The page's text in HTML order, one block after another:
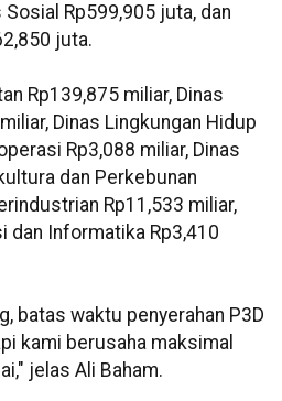
Sosial Rp599,905 juta, dan
juta.
Rp139,875 miliar, Dinas
Dinas Lingkungan Hidup
Rp3,088 miliar, Dinas
dan Perkebunan
Rp11,533 miliar,
dan Informatika Rp3,410
batas waktu penyerahan P3D
kami berusaha maksimal
jelas Ali Baham.